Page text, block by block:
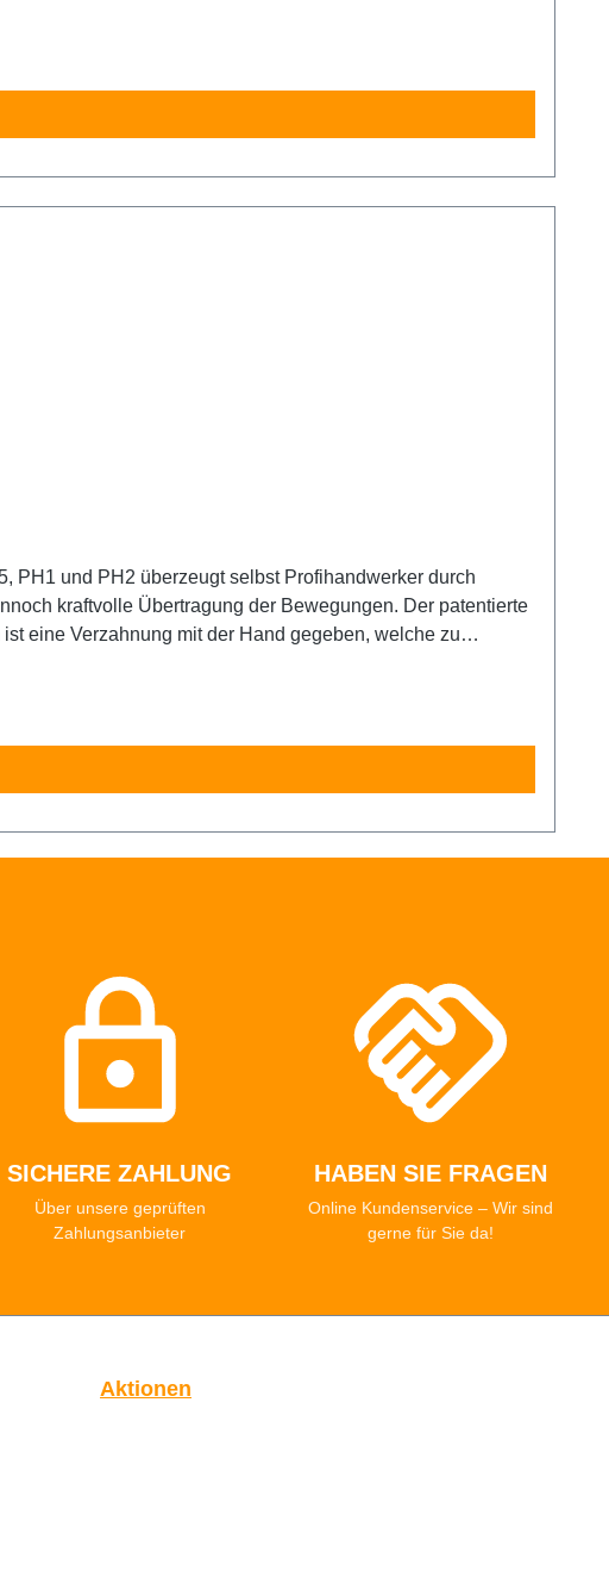
SICHERE ZAHLUNG
Über unsere geprüften
Zahlungsanbieter
HABEN SIE FRAGEN
Online Kundenservice – Wir sind
gerne für Sie da!
Aktionen